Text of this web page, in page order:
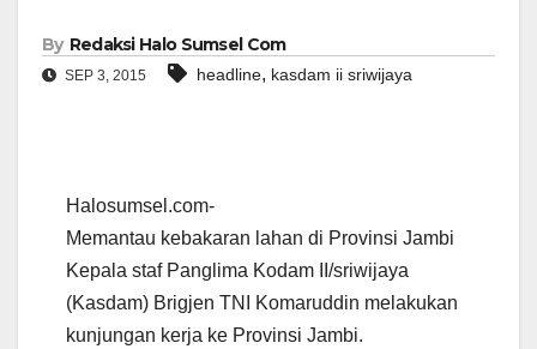
By Redaksi Halo Sumsel Com
SEP 3, 2015 headline, kasdam ii sriwijaya
Halosumsel.com-
Memantau kebakaran lahan di Provinsi Jambi
Kepala staf Panglima Kodam II/sriwijaya
(Kasdam) Brigjen TNI Komaruddin melakukan
kunjungan kerja ke Provinsi Jambi.